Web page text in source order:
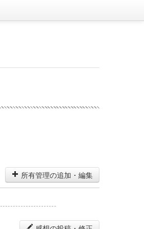
所有管理の追加・編集